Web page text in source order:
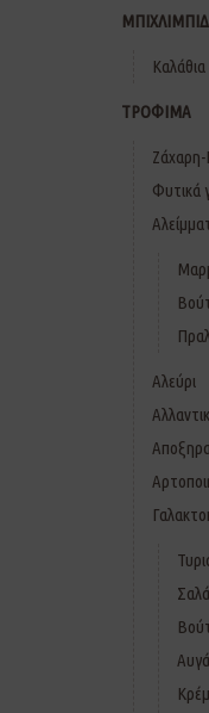
ΤΡΟΦΙΜΑ
Ζάχαρη-
Φυτικά
Αλεύρι
Αυγά